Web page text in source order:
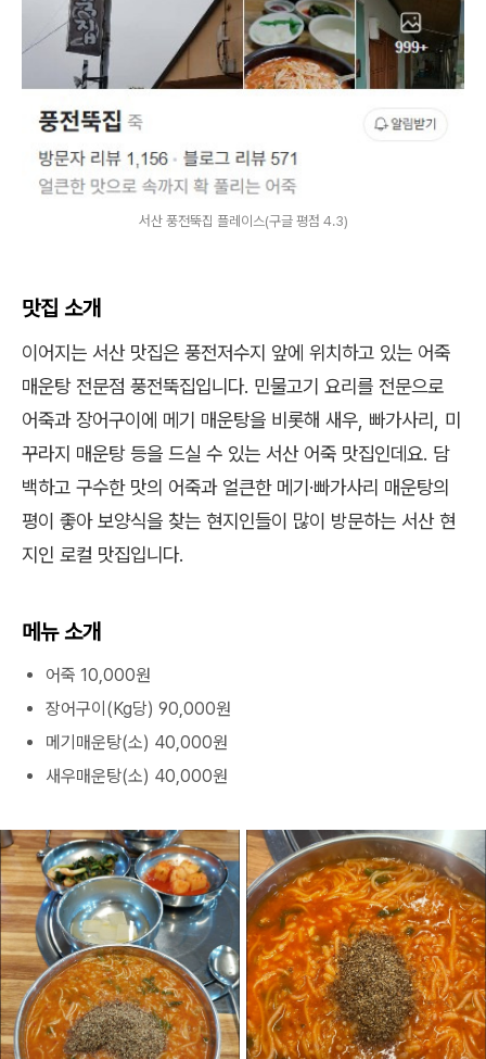
서산 풍전뚝집 플레이스(구글 평점 4.3)
맛집 소개
이어지는 서산 맛집은 풍전저수지 앞에 위치하고 있는 어죽
매운탕 전문점 풍전뚝집입니다. 민물고기 요리를 전문으로
어죽과 장어구이에 메기 매운탕을 비롯해 새우, 빠가사리, 미
꾸라지 매운탕 등을 드실 수 있는 서산 어죽 맛집인데요. 담
백하고 구수한 맛의 어죽과 얼큰한 메기·빠가사리 매운탕의
평이 좋아 보양식을 찾는 현지인들이 많이 방문하는 서산 현
지인 로컬 맛집입니다.
메뉴 소개
어죽 10,000원
장어구이(Kg당) 90,000원
메기매운탕(소) 40,000원
새우매운탕(소) 40,000원